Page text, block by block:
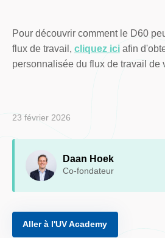
Pour découvrir comment le D60
flux de travail, cliquez iciafin
personnalisée du flux de travail de
23 février 2026
Daan Hoek
Co-fondateur
Aller à l'UV Academy